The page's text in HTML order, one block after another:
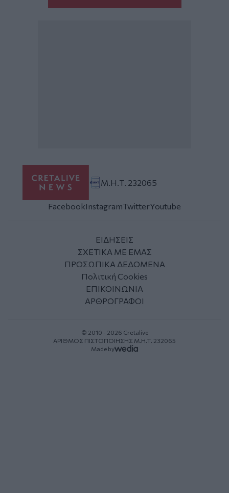
Μ.Η.Τ. 232065
FacebookInstagramTwitterYoutube
ΕΙΔΗΣΕΙΣ
ΣΧΕΤΙΚΑ ΜΕ ΕΜΑΣ
ΠΡΟΣΩΠΙΚΑ ΔΕΔΟΜΕΝΑ
Πολιτική Cookies
ΕΠΙΚΟΙΝΩΝΙΑ
ΑΡΘΡΟΓΡΑΦΟΙ
© 2010 - 2026 Cretalive
ΑΡΙΘΜΟΣ ΠΙΣΤΟΠΟΙΗΣΗΣ Μ.Η.Τ. 232065
Made by